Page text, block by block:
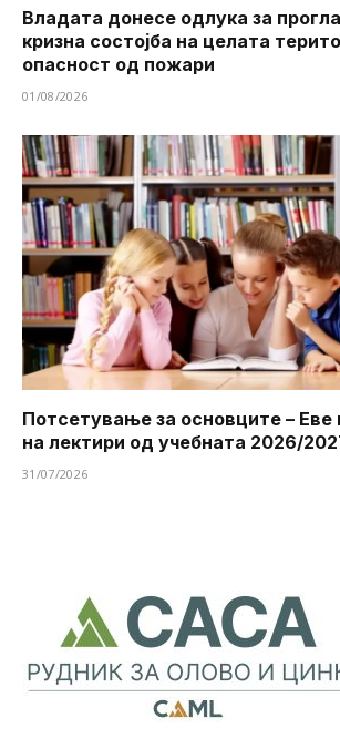
Владата донесе одлука за
кризна состојба на целата
опасност од пожари
01/08/2026
Потсетување за основците – Еве
на лектири од учебната 2026/
31/07/2026